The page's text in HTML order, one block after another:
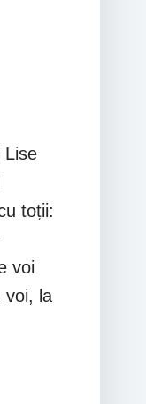
Lise
toții:
voi
voi, la